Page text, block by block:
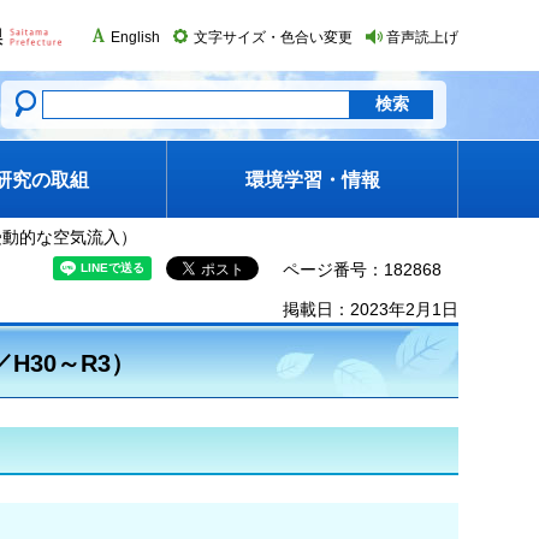
English 文字サイズ・色合い変更 音声読上げ
究の取組 環境学習・情報
的な空気流入）
ページ番号：182868
掲載日：2023年2月1日
H30～R3）